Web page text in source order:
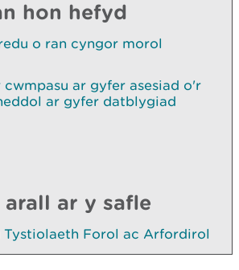
hon hefyd
o ran cyngor morol
cwmpasu ar gyfer asesiad o'r
ar gyfer datblygiad
ar y safle
Tystiolaeth Forol ac Arfordirol